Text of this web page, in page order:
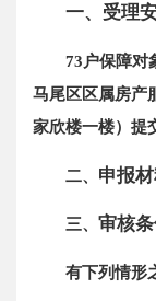
一、受理
73户保障对象
马尾区区属房产
家欣楼一楼）提
二、 申报
三、审核
有下列情形之